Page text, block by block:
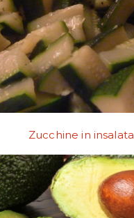
Zucchine in insalata